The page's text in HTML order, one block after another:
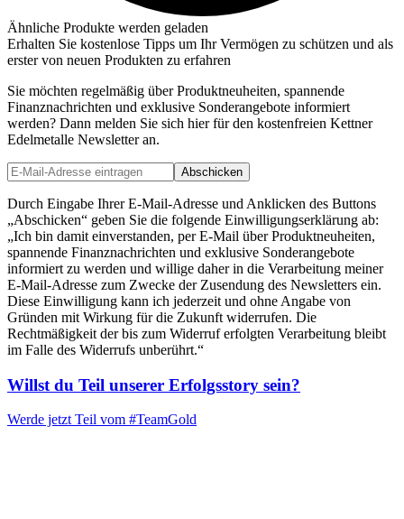
Ähnliche Produkte werden geladen
Erhalten Sie kostenlose Tipps um Ihr Vermögen zu schützen und als
erster von neuen Produkten zu erfahren
Sie möchten regelmäßig über Produktneuheiten, spannende
Finanznachrichten und exklusive Sonderangebote informiert
werden? Dann melden Sie sich hier für den kostenfreien Kettner
Edelmetalle Newsletter an.
Abschicken
Durch Eingabe Ihrer E-Mail-Adresse und Anklicken des Buttons
„Abschicken“ geben Sie die folgende Einwilligungserklärung ab:
„Ich bin damit einverstanden, per E-Mail über Produktneuheiten,
spannende Finanznachrichten und exklusive Sonderangebote
informiert zu werden und willige daher in die Verarbeitung meiner
E-Mail-Adresse zum Zwecke der Zusendung des Newsletters ein.
Diese Einwilligung kann ich jederzeit und ohne Angabe von
Gründen mit Wirkung für die Zukunft widerrufen. Die
Rechtmäßigkeit der bis zum Widerruf erfolgten Verarbeitung bleibt
im Falle des Widerrufs unberührt.“
Willst du Teil unserer Erfolgsstory sein?
Werde jetzt Teil vom #TeamGold